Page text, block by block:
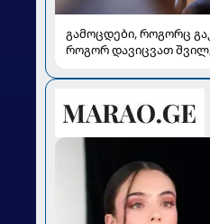
გამოცდები, როგორც
როგორ დავიცვათ